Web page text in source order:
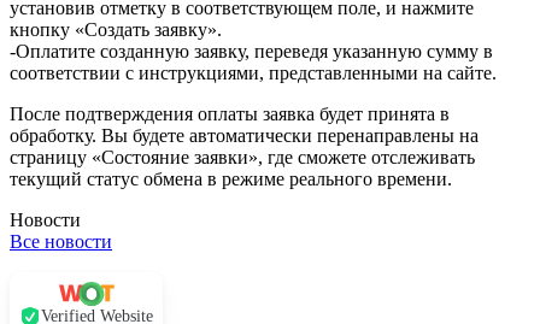
установив отметку в соответствующем поле, и нажмите
кнопку «Создать заявку».
-Оплатите созданную заявку, переведя указанную сумму в
соответствии с инструкциями, представленными на сайте.
После подтверждения оплаты заявка будет принята в
обработку. Вы будете автоматически перенаправлены на
страницу «Состояние заявки», где сможете отслеживать
текущий статус обмена в режиме реального времени.
Новости
Все новости
Verified Website